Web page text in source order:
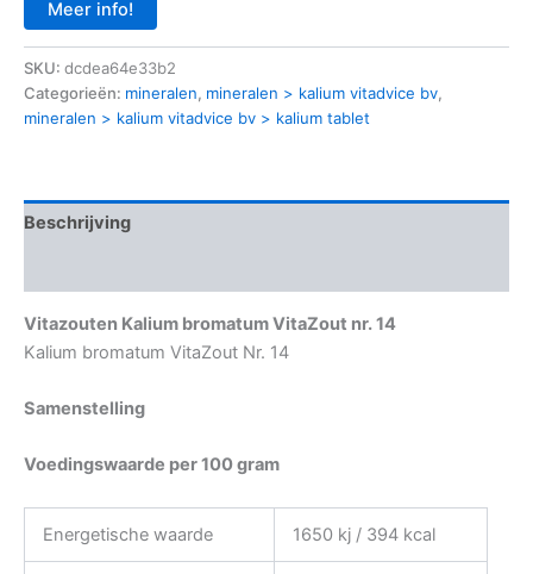
Meer info!
SKU: dcdea64e33b2
Categorieën: mineralen, mineralen > kalium vitadvice bv,
mineralen > kalium vitadvice bv > kalium tablet
Beschrijving
Vitazouten Kalium bromatum VitaZout nr. 14
Kalium bromatum VitaZout Nr. 14
Samenstelling
Voedingswaarde per 100 gram
Energetische waarde 1650 kj / 394 kcal